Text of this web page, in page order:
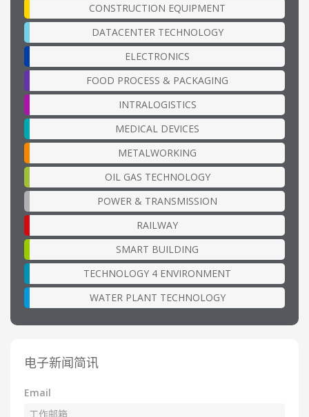
CONSTRUCTION EQUIPMENT
DATACENTER TECHNOLOGY
ELECTRONICS
FOOD PROCESS & PACKAGING
INTRALOGISTICS
MEDICAL DEVICES
METALWORKING
OIL GAS TECHNOLOGY
POWER & TRANSMISSION
RAILWAY
SMART BUILDING
TECHNOLOGY 4 ENVIRONMENT
WATER PLANT TECHNOLOGY
电子新闻简讯
Email